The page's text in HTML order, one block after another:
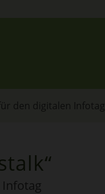
den digitalen Infotag
“